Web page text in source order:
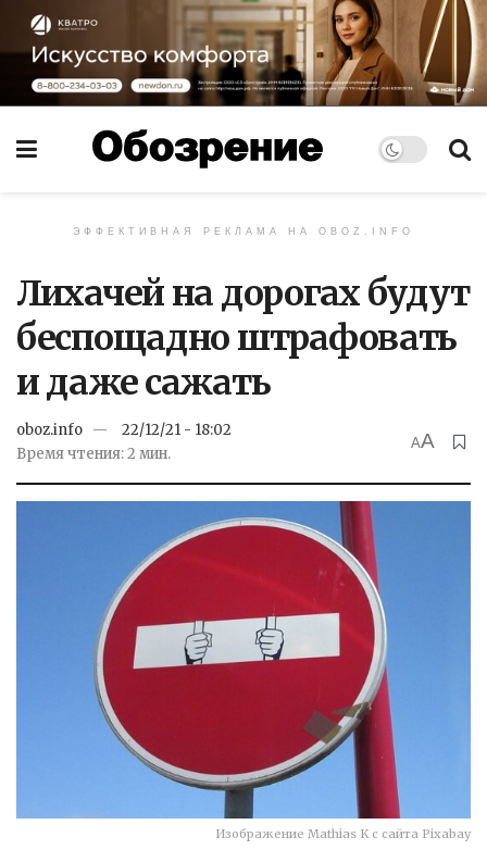
ЭФФЕКТИВНАЯ РЕКЛАМА НА OBOZ.INFO
Лихачей на дорогах будут
беспощадно штрафовать
и даже сажать
oboz.info
22/12/21 - 18:02
Время чтения: 2 мин.
AA
Изображение Mathias K с сайта Pixabay